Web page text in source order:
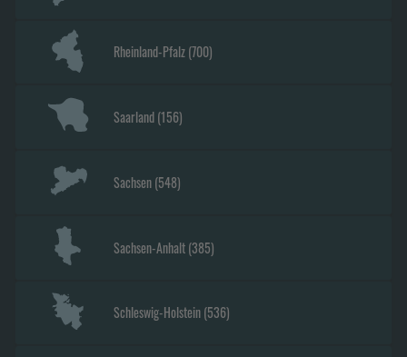
Rheinland-Pfalz(700)
Saarland(156)
Sachsen(548)
Sachsen-Anhalt(385)
Schleswig-Holstein(536)